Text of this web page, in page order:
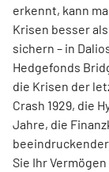
erkennt, kann
Krisen besser
sichern – in
Hedgefonds
die Krisen der
Crash 1929, die
Jahre, die
Sie Ihr